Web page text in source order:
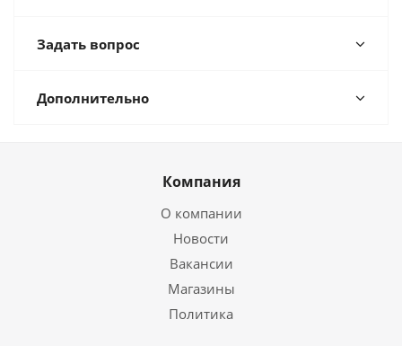
Задать вопрос
Дополнительно
Компания
О компании
Новости
Вакансии
Магазины
Политика